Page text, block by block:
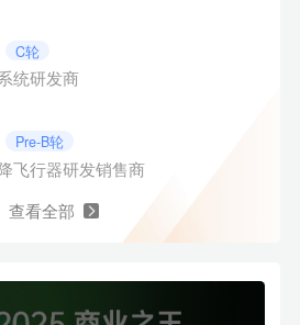
C轮
统研发商
Pre-B轮
飞行器研发销售商
查看全部